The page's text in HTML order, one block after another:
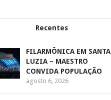
Recentes
FILARMÔNICA EM SANTA
LUZIA – MAESTRO
CONVIDA POPULAÇÃO
agosto 6, 2026